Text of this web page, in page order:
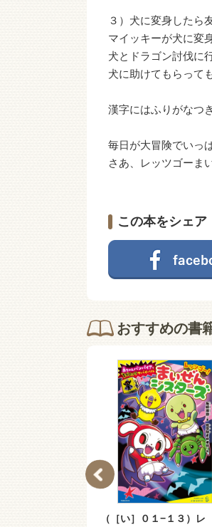
３）犬に変身したら
マイッキーが犬に変
犬とドラゴン討伐に
犬に助けてもらって
漢字にはふりがなつ
毎日が大冒険でいっ
さあ、レッツゴーま
この本をシェア
おすすめの書
（［い］０１−１３）レ